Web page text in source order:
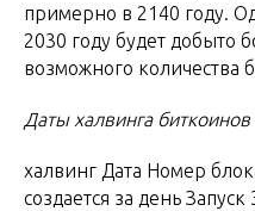
примерно в 2140 году.
2030 году будет добыто
возможного количества
Даты халвинга биткоинов
халвинг Дата Номер
создается за день